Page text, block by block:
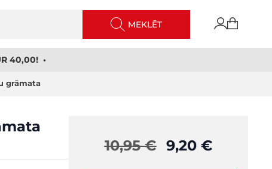
MEKLĒT
40,00! •
grāmata
10,95 € 9,20 €